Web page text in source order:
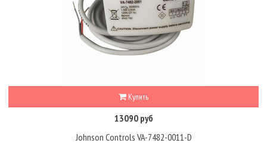
Купить
13090 руб
Johnson Controls VA-7482-0011-D